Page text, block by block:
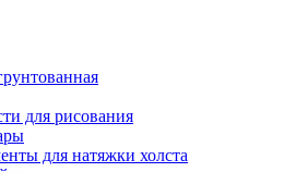
для рисования
для натяжки холста